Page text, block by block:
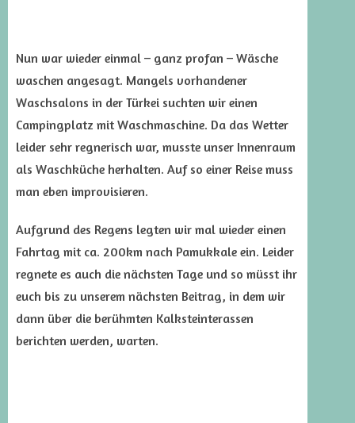
Nun war wieder einmal – ganz profan – Wäsche
waschen angesagt. Mangels vorhandener
Waschsalons in der Türkei suchten wir einen
Campingplatz mit Waschmaschine. Da das Wetter
leider sehr regnerisch war, musste unser Innenraum
als Waschküche herhalten. Auf so einer Reise muss
man eben improvisieren.
Aufgrund des Regens legten wir mal wieder einen
Fahrtag mit ca. 200km nach Pamukkale ein. Leider
regnete es auch die nächsten Tage und so müsst ihr
euch bis zu unserem nächsten Beitrag, in dem wir
dann über die berühmten Kalksteinterassen
berichten werden, warten.